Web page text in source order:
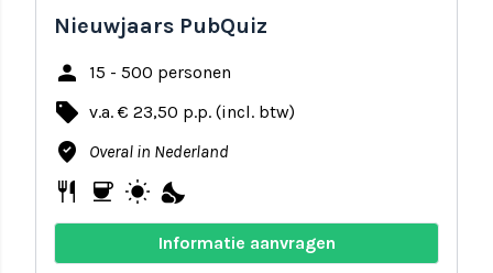
Nieuwjaars PubQuiz
person 15 - 500 personen
local_offer v.a. € 23,50 p.p. (incl. btw)
where_to_vote Overal in Nederland
restaurant coffee wb_sunny nights_stay
Informatie aanvragen